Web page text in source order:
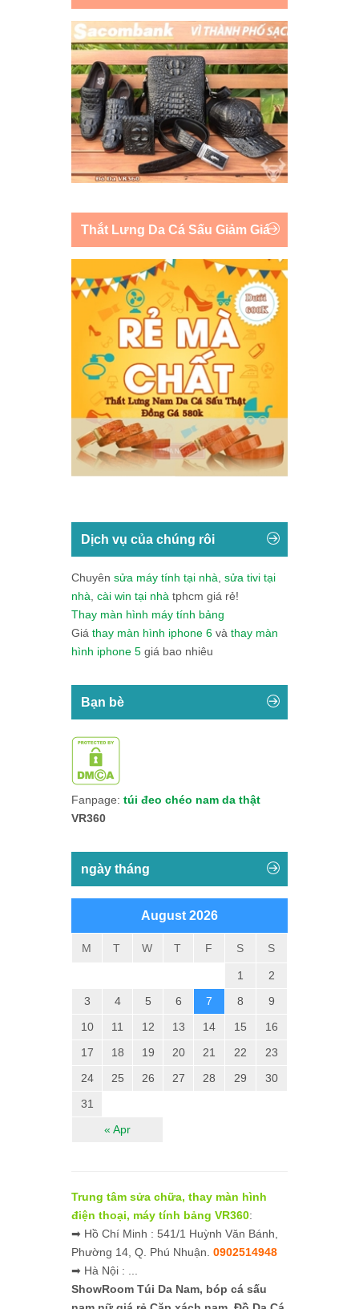
Thắt Lưng Da Cá Sấu Giảm Giá
Dịch vụ của chúng rôi
Chuyên sửa máy tính tại nhà, sửa tivi tại
nhà, cài win tại nhà tphcm giá rẻ!
Thay màn hình máy tính bảng
Giá thay màn hình iphone 6 và thay màn
hình iphone 5 giá bao nhiêu
Bạn bè
Fanpage: túi đeo chéo nam da thật
VR360
ngày tháng
August 2026
M T W T F S S
« Apr
1
2
3
4 5 6 7 8
9
10
11 12 13 14 15
16
17
18 19 20 21 22
23
24
25 26 27 28 29
30
31
Trung tâm sửa chữa, thay màn hình
điện thoại, máy tính bảng VR360:
➡ Hồ Chí Minh : 541/1 Huỳnh Văn Bánh,
Phường 14, Q. Phú Nhuận. 0902514948
➡ Hà Nội : ...
ShowRoom Túi Da Nam, bóp cá sấu